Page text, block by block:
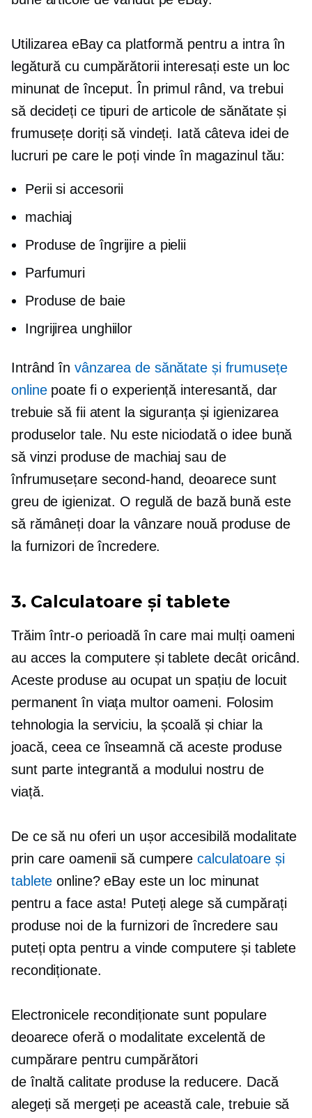
Utilizarea eBay ca platformă pentru a intra în
legătură cu cumpărătorii interesați este un loc
minunat de început. În primul rând, va trebui
să decideți ce tipuri de articole de sănătate și
frumusețe doriți să vindeți. Iată câteva idei de
lucruri pe care le poți vinde în magazinul tău:
Perii si accesorii
machiaj
Produse de îngrijire a pielii
Parfumuri
Produse de baie
Ingrijirea unghiilor
Intrând în vânzarea de sănătate și frumusețe
onlinepoate fi o experiență interesantă, dar
trebuie să fii atent la siguranța și igienizarea
produselor tale. Nu este niciodată o idee bună
să vinzi produse de machiaj sau de
înfrumusețare second-hand, deoarece sunt
greu de igienizat. O regulă de bază bună este
să rămâneți doar la vânzare nouăproduse de
la furnizori de încredere.
3. Calculatoare și tablete
Trăim într-o perioadă în care mai mulți oameni
au acces la computere și tablete decât oricând.
Aceste produse au ocupat un spațiu de locuit
permanent în viața multor oameni. Folosim
tehnologia la serviciu, la școală și chiar la
joacă, ceea ce înseamnă că aceste produse
sunt parte integrantă a modului nostru de
viață.
De ce să nu oferi un ușor accesibilămodalitate
prin care oamenii să cumperecalculatoare și
tablete online? eBay este un loc minunat
pentru a face asta! Puteți alege să cumpărați
produse noi de la furnizori de încredere sau
puteți opta pentru a vinde computere și tablete
recondiționate.
Electronicele recondiționate sunt populare
deoarece oferă o modalitate excelentă de
cumpărare pentru cumpărători
de înaltă calitate produse la reducere. Dacă
alegeți să mergeți pe această cale, trebuie să